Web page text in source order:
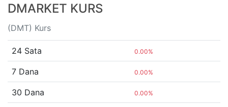
DMARKET KURS
(DMT) Kurs
24 Sata 0.00%
7 Dana 0.00%
30 Dana 0.00%